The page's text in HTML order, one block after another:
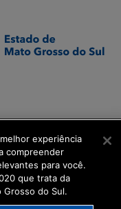
experiência
compreender
para você.
que trata da
Grosso do Sul.